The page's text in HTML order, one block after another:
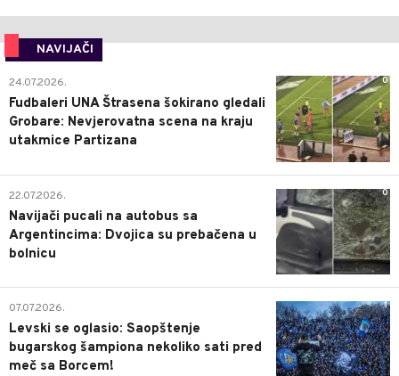
NAVIJAČI
0
24.07.2026.
Fudbaleri UNA Štrasena šokirano gledali
Grobare: Nevjerovatna scena na kraju
utakmice Partizana
0
22.07.2026.
Navijači pucali na autobus sa
Argentincima: Dvojica su prebačena u
bolnicu
1
07.07.2026.
Levski se oglasio: Saopštenje
bugarskog šampiona nekoliko sati pred
meč sa Borcem!